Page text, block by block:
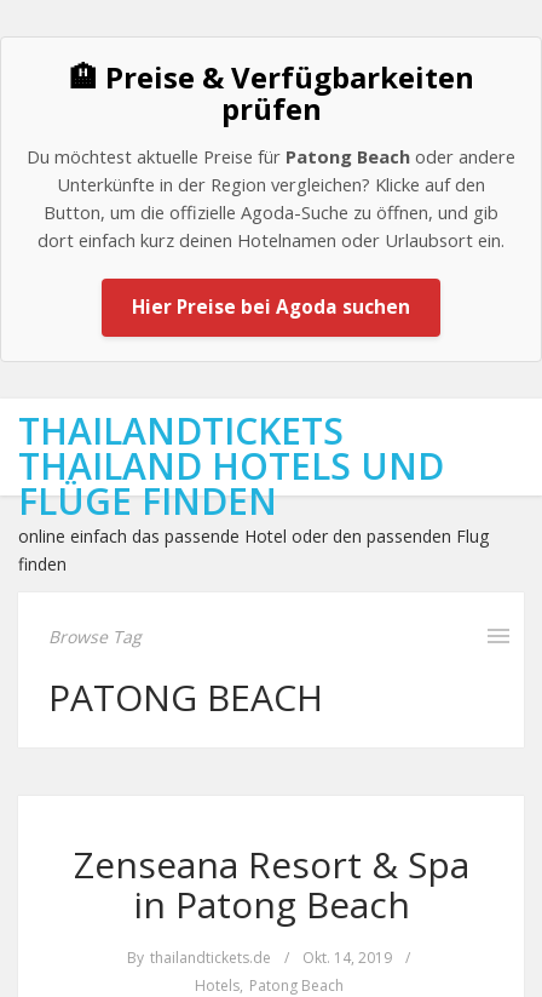
🏨 Preise & Verfügbarkeiten
prüfen
Du möchtest aktuelle Preise für Patong Beach oder andere
Unterkünfte in der Region vergleichen? Klicke auf den
Button, um die offizielle Agoda-Suche zu öffnen, und gib
dort einfach kurz deinen Hotelnamen oder Urlaubsort ein.
Hier Preise bei Agoda suchen
THAILANDTICKETS
THAILAND HOTELS UND
FLÜGE FINDEN
online einfach das passende Hotel oder den passenden Flug
finden
Browse Tag
PATONG BEACH
Zenseana Resort & Spa
in Patong Beach
By thailandtickets.de / Okt. 14, 2019
/
Hotels, Patong Beach